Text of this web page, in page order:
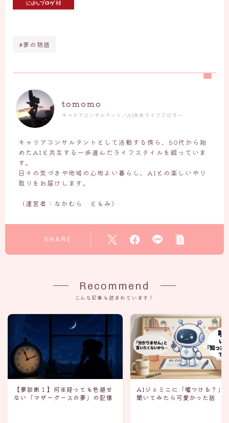
#夢の物語
tomomo
キャリアコンサルタント／AI共生ライフブロガー
キャリアコンサルタントとして活動する傍ら、50代から始
めたAIと共生する一歩進んだライフスタイルを綴っていま
す。
日々の気づきや地域の心地よい暮らし、AIとの楽しいやり
取りをお届けします。
（運営者：なかむら ともみ）
SHARE
Recommend
こんな記事も読まれています！
【夢診断１】何年経っても色褪せ
ない「マザーグースの夢」の記憶
AIジェミニに「嘘つける？」
聞いてみたら可愛かった話